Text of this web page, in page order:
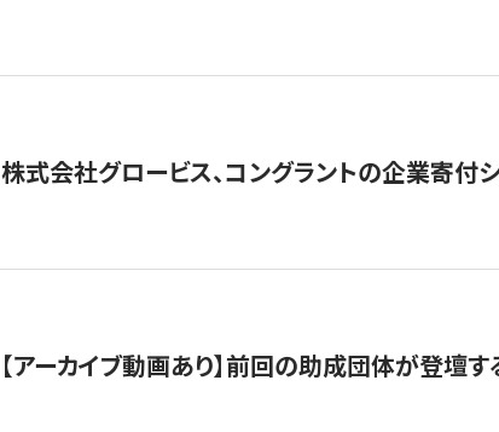
株式会社グロービス、コングラントの企業寄
【アーカイブ動画あり】前回の助成団体が登壇